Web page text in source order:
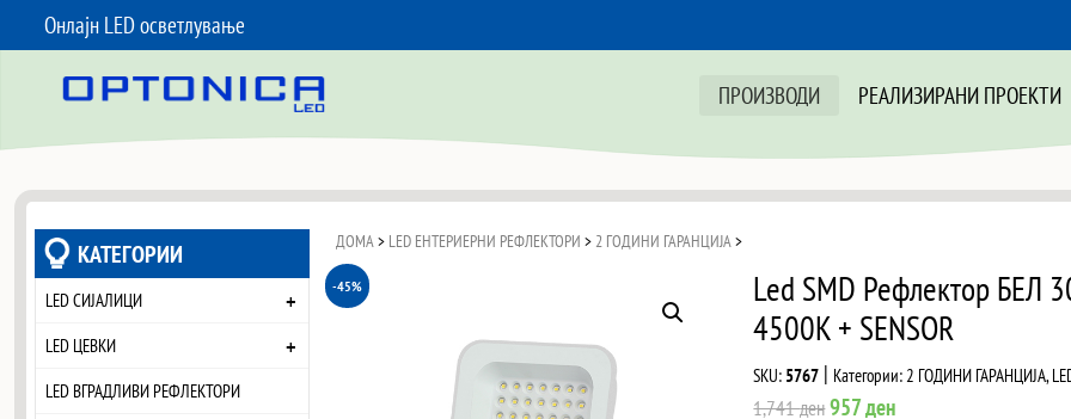
Онлајн LED осветлување
ПРОИЗВОДИ
РЕАЛИЗИРАНИ ПРОЕКТИ
КАТЕГОРИИ
LED СИЈАЛИЦИ +
LED ЦЕВКИ +
LED ВГРАДЛИВИ РЕФЛЕКТОРИ
ДОМА > LED ЕНТЕРИЕРНИ РЕФЛЕКТОРИ > 2 ГОДИНИ ГАРАНЦИЈА >
-45%
Led SMD Рефлектор БЕЛ
4500K + SENSOR
SKU: 5767 | Категории:2 ГОДИНИ ГАРАНЦИЈА,
1,741денOriginal
957денCurrent